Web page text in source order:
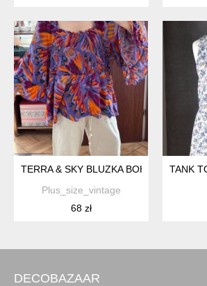
TERRA & SKY BLUZKA BOHO
Plus_size_vintage
68 zł
TANK
DECOBAZAAR